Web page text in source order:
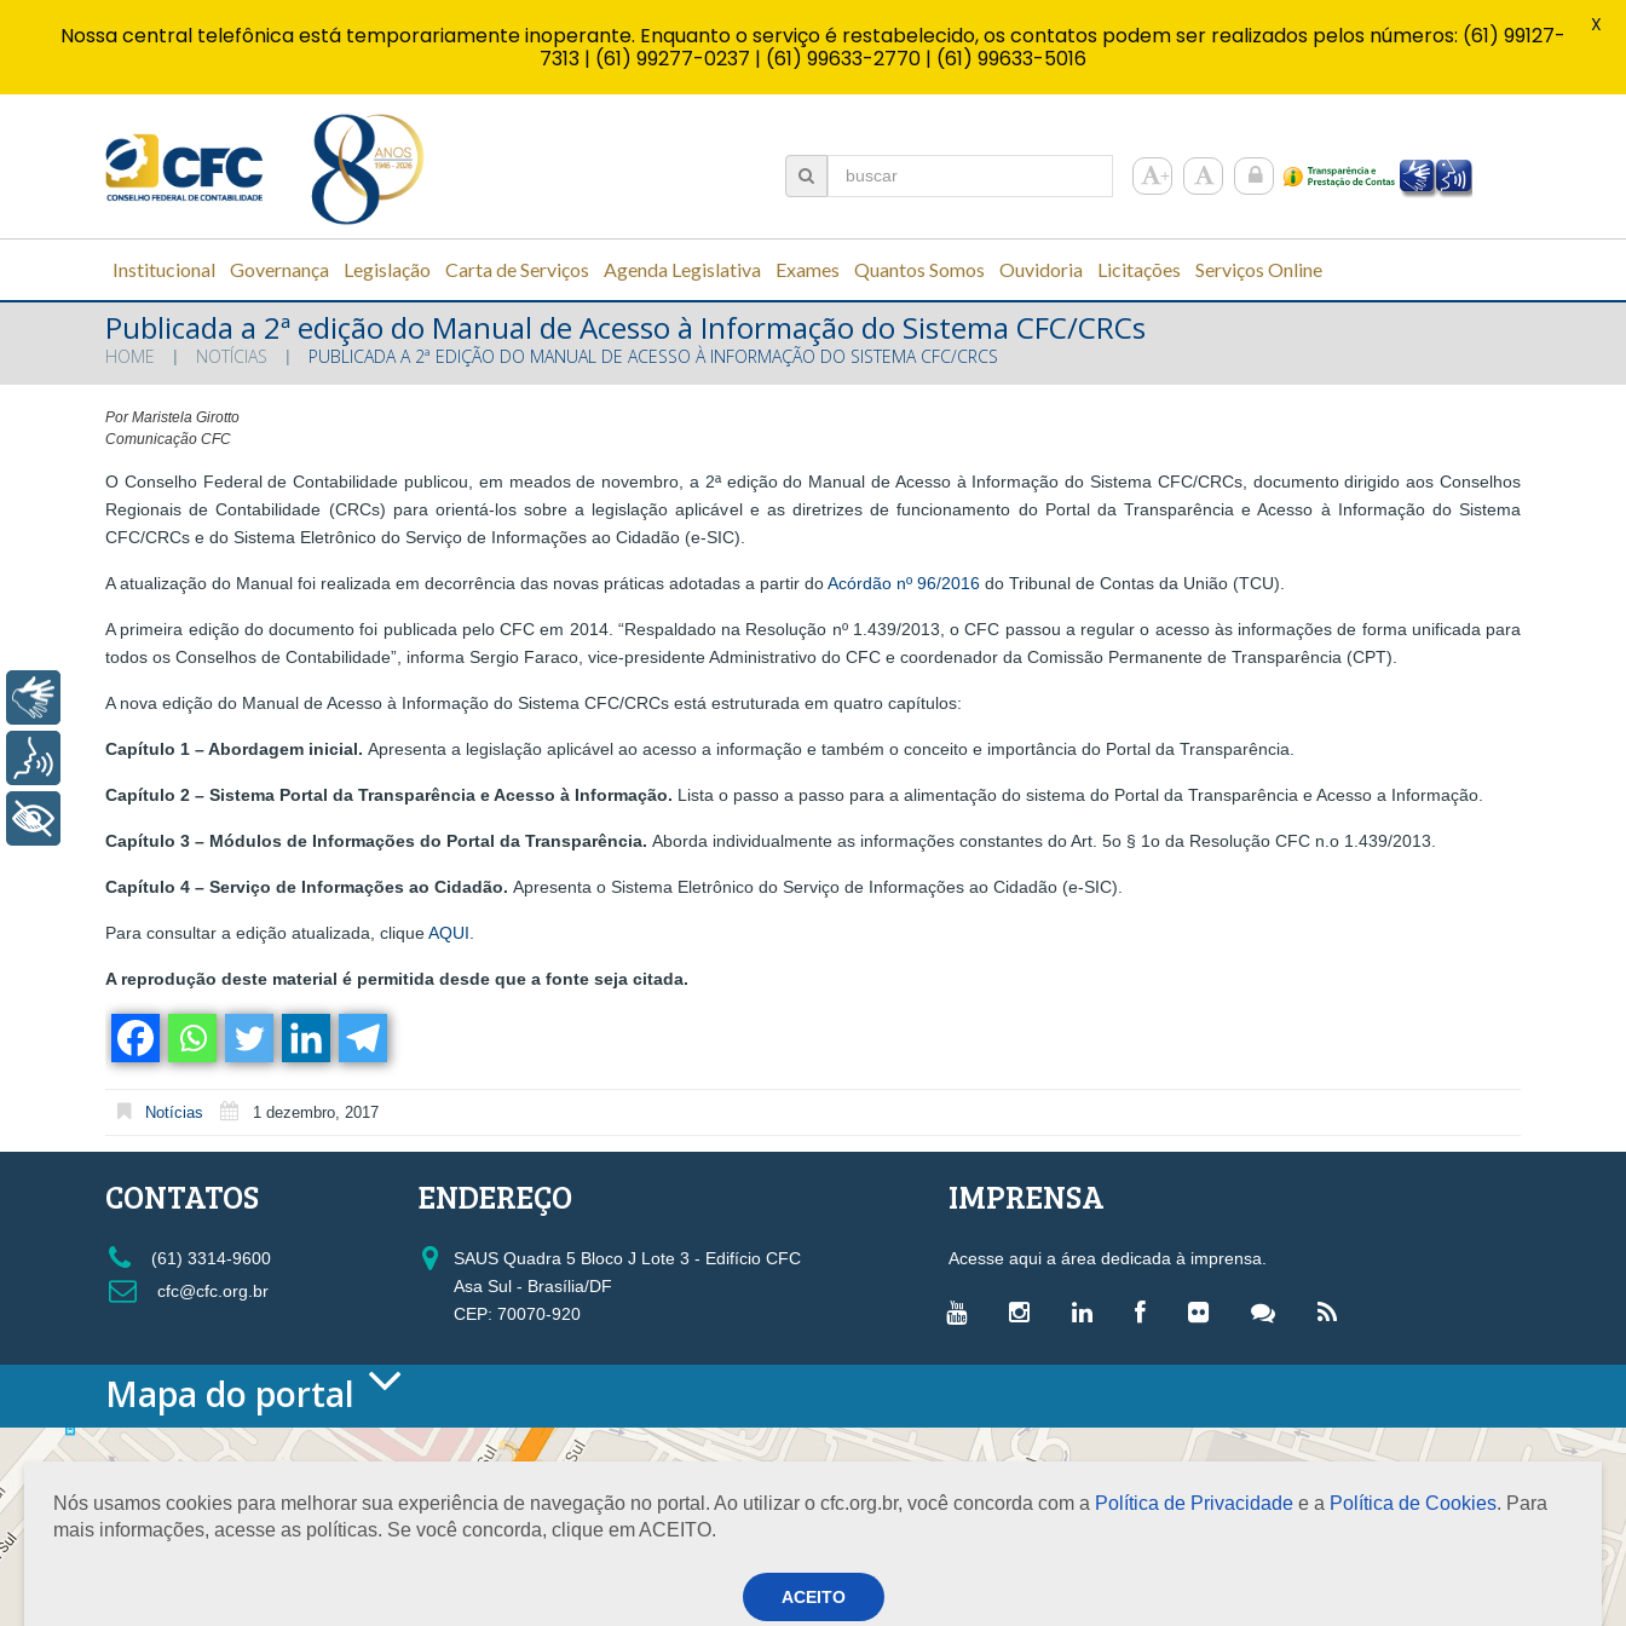
Institucional Governança Legislação Carta de Serviços Agenda Legislativa Exames Quantos Somos Ouvidoria Licitações Serviços Online
Publicada a 2ª edição do Manual de Acesso à Informação do Sistema CFC/CRCs
HOME NOTÍCIAS PUBLICADA A 2ª EDIÇÃO DO MANUAL DE ACESSO À INFORMAÇÃO DO SISTEMA CFC/CRCS
Por Maristela Girotto
Comunicação CFC
O Conselho Federal de Contabilidade publicou, em meados de novembro, a 2ª edição do Manual de Acesso à Informação do Sistema CFC/CRCs, documento dirigido aos Conselhos
Regionais de Contabilidade (CRCs) para orientá-los sobre a legislação aplicável e as diretrizes de funcionamento do Portal da Transparência e Acesso à Informação do Sistema
CFC/CRCs e do Sistema Eletrônico do Serviço de Informações ao Cidadão (e-SIC).
A atualização do Manual foi realizada em decorrência das novas práticas adotadas a partir doAcórdão nº 96/2016 do Tribunal de Contas da União (TCU).
A primeira edição do documento foi publicada pelo CFC em 2014. “Respaldado na Resolução nº 1.439/2013, o CFC passou a regular o acesso às informações de forma unificada para
todos os Conselhos de Contabilidade”, informa Sergio Faraco, vice-presidente Administrativo do CFC e coordenador da Comissão Permanente de Transparência (CPT).
A nova edição do Manual de Acesso à Informação do Sistema CFC/CRCs está estruturada em quatro capítulos:
Capítulo 1 – Abordagem inicial. Apresenta a legislação aplicável ao acesso a informação e também o conceito e importância do Portal da Transparência.
Capítulo 2 – Sistema Portal da Transparência e Acesso à Informação. Lista o passo a passo para a alimentação do sistema do Portal da Transparência e Acesso a Informação.
Capítulo 3 – Módulos de Informações do Portal da Transparência. Aborda individualmente as informações constantes do Art. 5o § 1o da Resolução CFC n.o 1.439/2013.
Capítulo 4 – Serviço de Informações ao Cidadão. Apresenta o Sistema Eletrônico do Serviço de Informações ao Cidadão (e-SIC).
Para consultar a edição atualizada, cliqueAQUI.
A reprodução deste material é permitida desde que a fonte seja citada.
Notícias 1 dezembro, 2017
Nós usamos cookies para melhorar sua experiência de navegação no portal. Ao utilizar o cfc.org.br, você concorda com a Política de Privacidade e a Política de Cookies. Para
mais informações, acesse as políticas. Se você concorda, clique em ACEITO.
ACEITO
CONTATOS
(61) 3314-9600
cfc@cfc.org.br
ENDEREÇO
SAUS Quadra 5 Bloco J Lote 3 - Edifício CFC
Asa Sul - Brasília/DF
CEP: 70070-920
IMPRENSA
Acesse aqui a área dedicada à imprensa.
Mapa do portal
HOME
O CONSELHO
Conselho Diretor
Nossa Sede
Planejamento
VICE-PRESIDÊNCIAS
Administrativa
Controle Interno
Desenvolvimento Profissional
Fiscalização, Ética e Disciplina
LEGISLAÇÃO
Leis
Decretos-Lei
Nossa central telefônica está temporariamente inoperante. Enquanto o serviço é restabelecido, os contatos podem ser realizados pelos números: (61) 99127-
7313 | (61) 99277-0237 | (61) 99633-2770 | (61) 99633-5016
X
Libras
Voz